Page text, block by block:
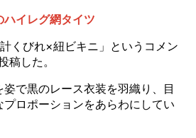
ハイレグ網タイツ
くびれ×紐ビキニ」というコメン
稿した。
で黒のレース衣装を羽織り、目
ロポーションをあらわにしてい